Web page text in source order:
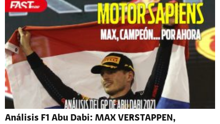
Análisis F1 Abu Dabi: MAX VERSTAPPEN,